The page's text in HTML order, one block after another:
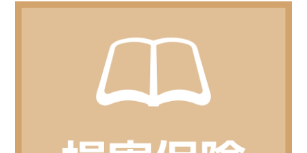
実施済み講座
Zoomミーティング講座
ハイブリッド（通学・配信）